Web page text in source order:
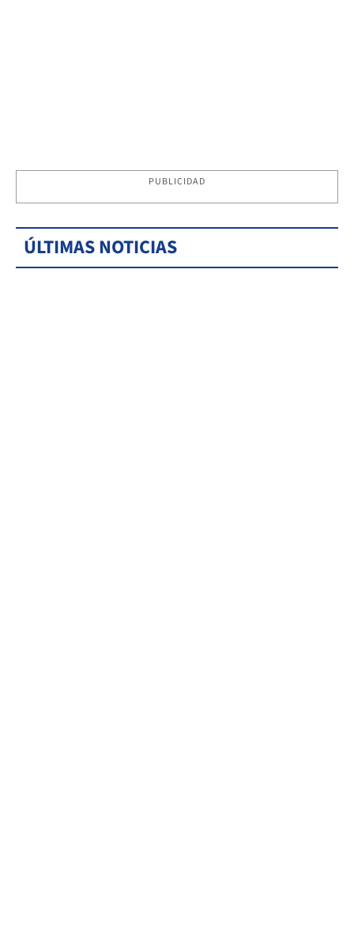
PUBLICIDAD
ÚLTIMAS NOTICIAS